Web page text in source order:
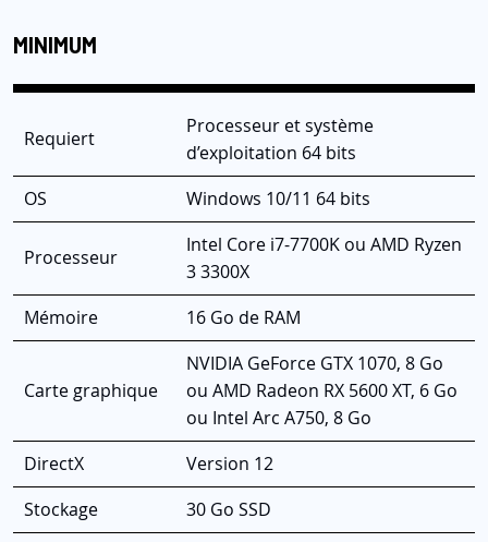
MINIMUM
Requiert
Processeur et système
d’exploitation 64 bits
OS
Windows 10/11 64 bits
Processeur
Intel Core i7-7700K ou AMD Ryzen
3 3300X
Mémoire
16 Go de RAM
Carte graphique
NVIDIA GeForce GTX 1070, 8 Go
ou AMD Radeon RX 5600 XT, 6 Go
ou Intel Arc A750, 8 Go
DirectX
Version 12
Stockage
30 Go SSD